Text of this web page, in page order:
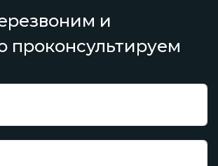
и
проконсультируем